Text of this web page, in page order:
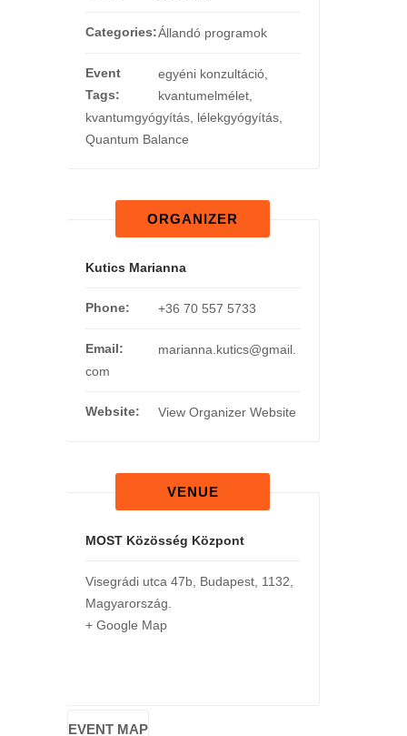
Categories:Állandó programok
Event
Tags:
egyéni konzultáció,
kvantumelmélet,
kvantumgyógyítás, lélekgyógyítás,
Quantum Balance
ORGANIZER
Kutics Marianna
Phone: +36 70 557 5733
Email:
marianna.kutics@gmail.
com
Website: View Organizer Website
VENUE
MOST Közösség Központ
Visegrádi utca 47b, Budapest, 1132
Magyarország
+ Google Map
EVENT MAP